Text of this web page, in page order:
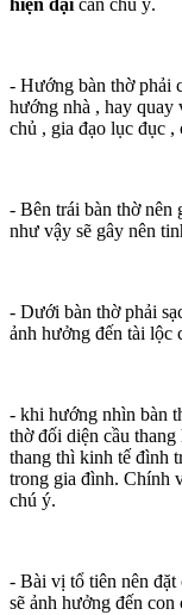
hiện đại cần chú ý.
- Hướng bàn thờ phải
hướng nhà , hay quay
chủ , gia đạo lục đục
- Bên trái bàn thờ nên
như vậy sẽ gây nên
- Dưới bàn thờ phải
ảnh hưởng đến tài lộc
- khi hướng nhìn bàn
thờ đối diện cầu
thang thì kinh tế đình
trong gia đình. Chính
chú ý.
- Bài vị tổ tiên nên đặt
sẽ ảnh hưởng đến con